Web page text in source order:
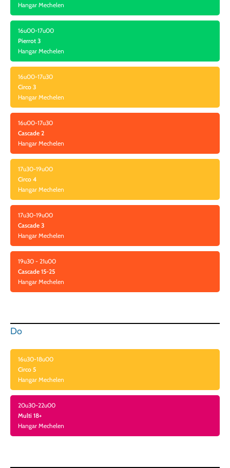
Hangar Mechelen
16u00-17u00
Pierrot 3
Hangar Mechelen
16u00-17u30
Circo 3
Hangar Mechelen
16u00-17u30
Cascade 2
Hangar Mechelen
17u30-19u00
Circo 4
Hangar Mechelen
17u30-19u00
Cascade 3
Hangar Mechelen
19u30 - 21u00
Cascade 15-25
Hangar Mechelen
Do
16u30-18u00
Circo 5
Hangar Mechelen
20u30-22u00
Multi 18+
Hangar Mechelen